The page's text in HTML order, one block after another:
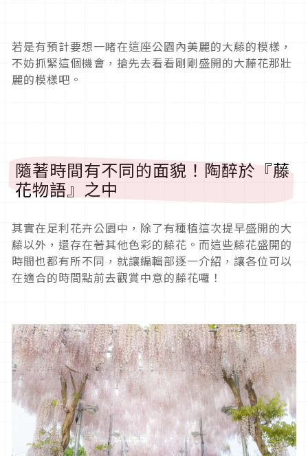
若是有預計要想一睹在這座公園內美麗的大藤的模樣，
不妨抓緊這個機會，搶先去看看剛剛盛開的大藤花那壯
麗的模樣吧。
隨著時間有不同的面貌！陶醉於『藤
花物語』之中
其實在足利花卉公園中，除了有種植這次提早盛開的大
藤以外，還存在著其他色彩的藤花。而這些藤花盛開的
時間也都有所不同，就讓編輯部逐一介紹，讓各位可以
在適合的時間點前去觀賞中意的藤花囉！